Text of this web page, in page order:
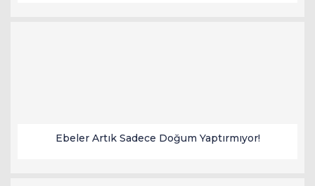
Ebeler Artık Sadece Doğum Yaptırmıyor!